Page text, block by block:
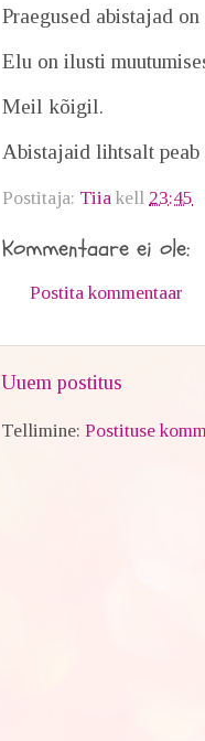
Praegused abistajad
Elu on ilusti
Meil kõigil.
Abistajaid lihtsalt
Postitaja: Tiia kell 23:45
Kommentaare ei ole:
Postita kommentaar
Uuem postitus
Tellimine:Postituse